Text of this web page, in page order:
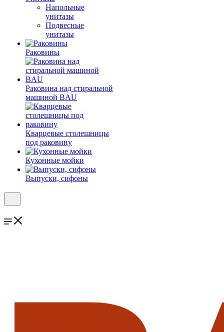
Напольные
унитазы
Подвесные
унитазы
Раковины
Раковина над стиральной
машиной BAU
Кварцевые столешницы
под раковину
Кухонные мойки
Выпуски, сифоны